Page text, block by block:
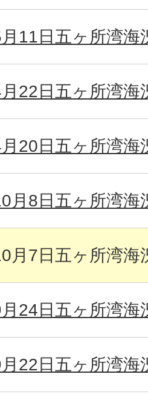
11日五ヶ所湾海
22日五ヶ所湾海
20日五ヶ所湾海
月8日五ヶ所湾海
月7日五ヶ所湾海
24日五ヶ所湾海
22日五ヶ所湾海